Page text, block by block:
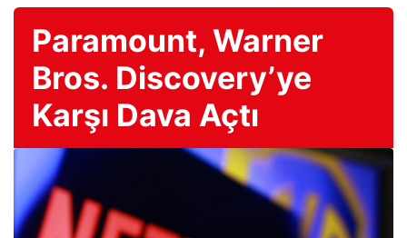
Paramount, Warner
Bros. Discovery’ye
Karşı Dava Açtı